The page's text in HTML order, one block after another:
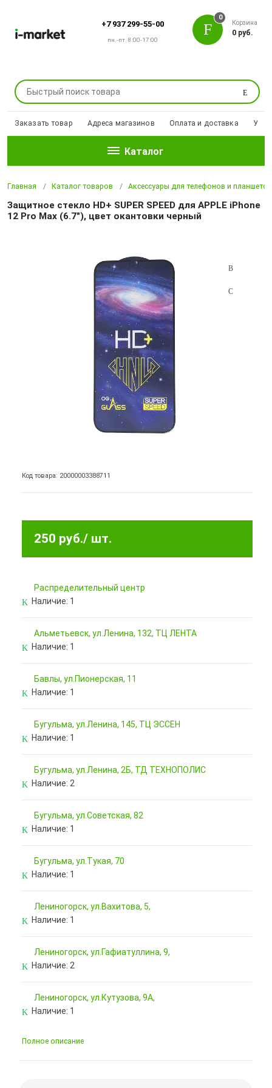
+7 937 299-55-00
пн.-пт. 8:00-17:00
Поиск
0
Корзина
0 руб.
Заказать товар Адреса магазинов Оплата и доставка
Каталог
Главная Каталог товаров Аксессуары для телефонов и планшетов
Защитное стекло HD+ SUPER SPEED для APPLE iPhone
12 Pro Max (6.7"), цвет окантовки черный
Код товара: 20000003388711
250 руб./ шт.
Pаспределительный центр
Наличие: 1
Альметьевск, ул.Ленина, 132, ТЦ ЛЕНТА
Наличие: 1
Бавлы, ул.Пионерская, 11
Наличие: 1
Бугульма, ул.Ленина, 145, ТЦ ЭССЕН
Наличие: 1
Бугульма, ул.Ленина, 2Б, ТД ТЕХНОПОЛИС
Наличие: 2
Бугульма, ул.Советская, 82
Наличие: 1
Бугульма, ул.Тукая, 70
Наличие: 1
Лениногорск, ул.Вахитова, 5,
Наличие: 1
Лениногорск, ул.Гафиатуллина, 9,
Наличие: 2
Лениногорск, ул.Кутузова, 9А,
Наличие: 1
Полное описание